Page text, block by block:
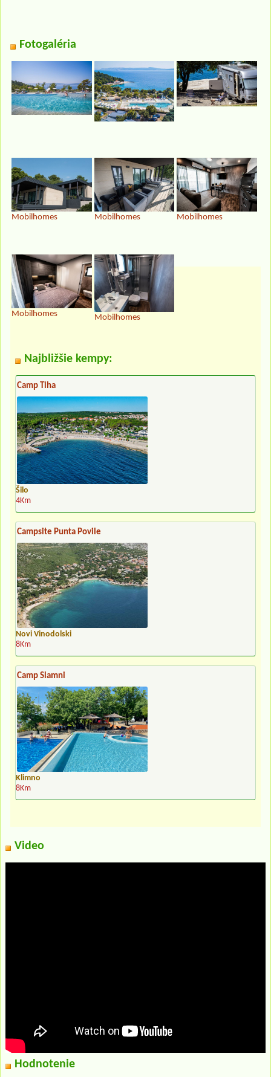
Fotogaléria
Mobilhomes Mobilhomes Mobilhomes
Mobilhomes Mobilhomes
Najbližšie kempy:
Camp Tiha
Šilo
4Km
Campsite Punta Povile
Novi Vinodolski
8Km
Camp Slamni
Klimno
8Km
Video
Hodnotenie